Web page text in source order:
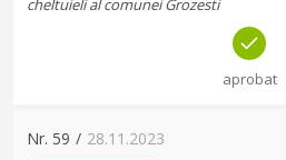
cheltuieli al comunei Grozesti
aprobat
Nr. 59 / 28.11.2023